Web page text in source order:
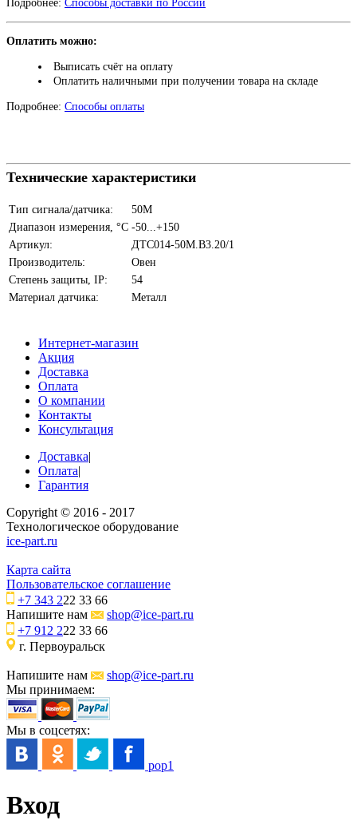
Подробнее: Способы доставки по России
Оплатить можно:
Выписать счёт на оплату
Оплатить наличными при получении товара на складе
Подробнее: Способы оплаты
Технические характеристики
Тип сигнала/датчика:
50М
Диапазон измерения, °C -50...+150
Артикул:
ДТС014-50M.B3.20/1
Производитель:
Овен
Степень защиты, IP:
54
Материал датчика:
Металл
Интернет-магазин
Акция
Доставка
Оплата
О компании
Контакты
Консультация
Доставка|
Оплата|
Гарантия
Copyright © 2016 - 2017
Технологическое оборудование
ice-part.ru
Карта сайта
Пользовательское соглашение
+7 343 222 33 66
Напишите нам
shop@ice-part.ru
+7 912 222 33 66
г. Первоуральск
Напишите нам
shop@ice-part.ru
Мы принимаем:
Мы в соцсетях:
pop1
Вход